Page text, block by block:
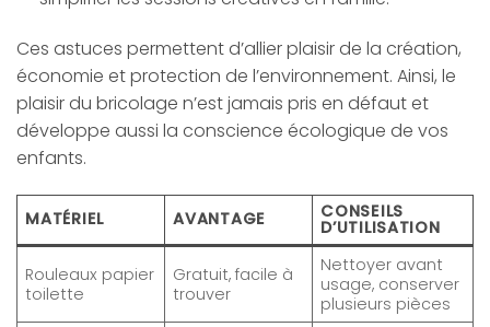
Ces astuces permettent d’allier plaisir de la création,
économie et protection de l’environnement. Ainsi, le
plaisir du bricolage n’est jamais pris en défaut et
développe aussi la conscience écologique de vos
enfants.
MATÉRIEL AVANTAGE CONSEILS
D’UTILISATION
Rouleaux papier
toilette
Gratuit, facile à
trouver
Nettoyer avant
usage, conserver
plusieurs pièces